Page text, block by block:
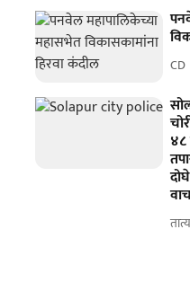
CD
४८